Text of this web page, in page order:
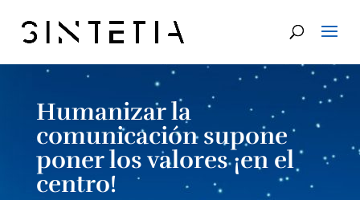
Humanizar la
comunicación supone
poner los valores ¡en el
centro!